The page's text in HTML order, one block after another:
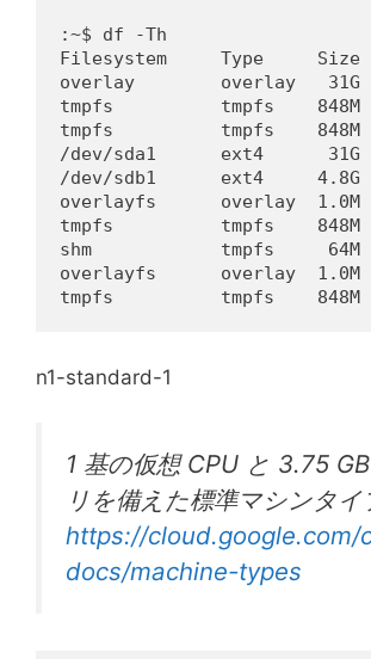
:~$ df -Th
Filesystem     Type     Size
overlay        overlay   31G
tmpfs          tmpfs    848M
tmpfs          tmpfs    848M
/dev/sda1      ext4      31G
/dev/sdb1      ext4     4.8G
overlayfs      overlay  1.0M
tmpfs          tmpfs    848M
shm            tmpfs     64M
overlayfs      overlay  1.0M
tmpfs          tmpfs    848M
n1-standard-1
1 基の仮想 CPU と 3.75
リを備えた標準マシンタイ
https://cloud.google.com/
docs/machine-types